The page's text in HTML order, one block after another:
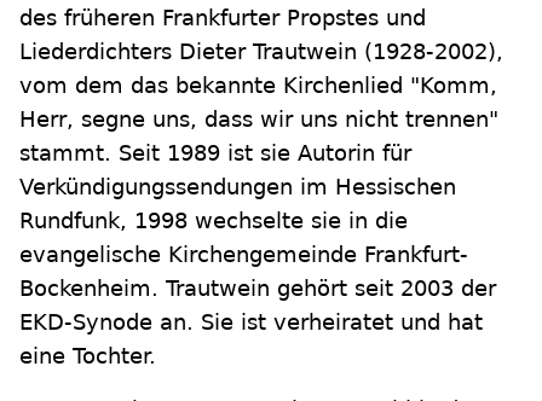
des früheren Frankfurter Propstes und
Liederdichters Dieter Trautwein (1928-2002),
vom dem das bekannte Kirchenlied "Komm,
Herr, segne uns, dass wir uns nicht trennen"
stammt. Seit 1989 ist sie Autorin für
Verkündigungssendungen im Hessischen
Rundfunk, 1998 wechselte sie in die
evangelische Kirchengemeinde Frankfurt-
Bockenheim. Trautwein gehört seit 2003 der
EKD-Synode an. Sie ist verheiratet und hat
eine Tochter.